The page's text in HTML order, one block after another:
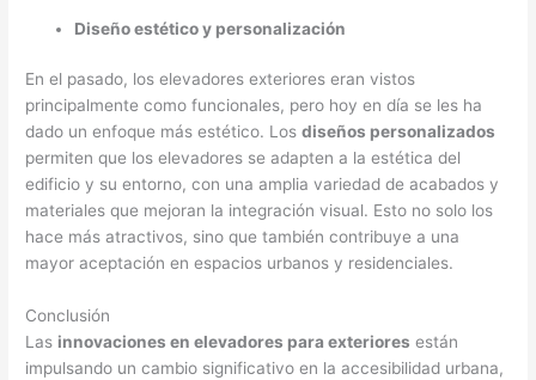
Diseño estético y personalización
En el pasado, los elevadores exteriores eran vistos
principalmente como funcionales, pero hoy en día se les ha
dado un enfoque más estético. Losdiseños personalizados
permiten que los elevadores se adapten a la estética del
edificio y su entorno, con una amplia variedad de acabados y
materiales que mejoran la integración visual. Esto no solo los
hace más atractivos, sino que también contribuye a una
mayor aceptación en espacios urbanos y residenciales.
Conclusión
Las innovaciones en elevadores para exteriores están
impulsando un cambio significativo en la accesibilidad urbana,